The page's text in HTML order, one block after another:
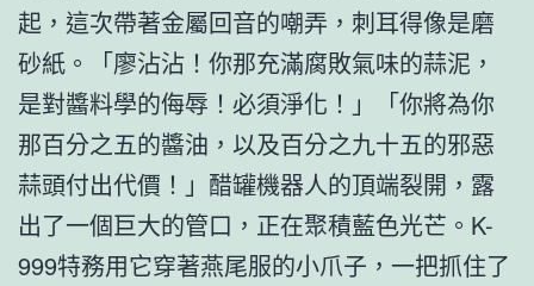
起，這次帶著金屬回音的嘲弄，刺耳得像是磨
砂紙。「廖沾沾！你那充滿腐敗氣味的蒜泥，
是對醬料學的侮辱！必須淨化！」「你將為你
那百分之五的醬油，以及百分之九十五的邪惡
蒜頭付出代價！」醋罐機器人的頂端裂開，露
出了一個巨大的管口，正在聚積藍色光芒。K-
999特務用它穿著燕尾服的小爪子，一把抓住了